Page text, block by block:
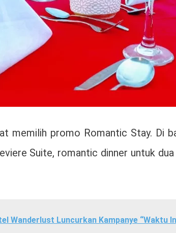
memilih promo Romantic Stay. Di
Suite, romantic dinner untuk
Wanderlust Luncurkan Kampanye “Waktu